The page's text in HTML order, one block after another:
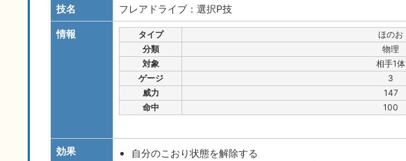
技名 フレアドライブ：選択P技
情報 タイプ
ほのお
分類
物理
対象
相手1体
ゲージ
3
威力
147
命中
100
効果
自分のこおり状態を解除する